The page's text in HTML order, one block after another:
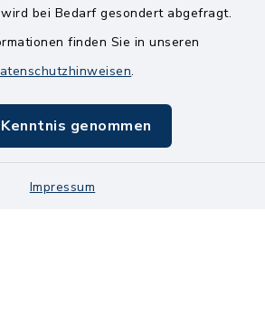
bei Bedarf gesondert abgefragt.
finden Sie in unseren
.
genommen
Impressum
Barrierefreiheit
Impressum
Sitemap